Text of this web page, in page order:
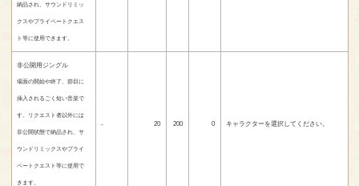
納品され、サウンドリミッ
クスやプライベートクエス
ト等に使用できます。
非公開用ジングル
場面の開始や終了、節目に
挿入されるごく短い音楽で
す。リクエスト者以外には
非公開状態で納品され、サ
ウンドリミックスやプライ
ベートクエスト等に使用で
きます。
- 20 200 0 キャラクターを選択してください。